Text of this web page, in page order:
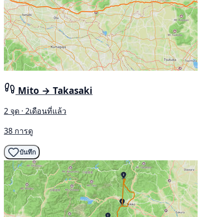
Mito → Takasaki
2 จุด · 2เดือนที่แล้ว
38 การดู
บันทึก